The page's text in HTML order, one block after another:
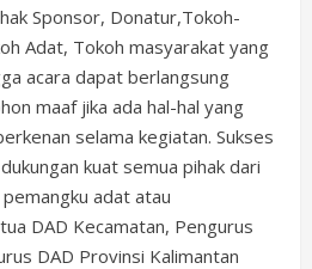
Sponsor, Donatur,Tokoh-
Adat, Tokoh masyarakat yang
acara dapat berlangsung
maaf jika ada hal-hal yang
selama kegiatan. Sukses
kuat semua pihak dari
adat atau
DAD Kecamatan, Pengurus
DAD Provinsi Kalimantan